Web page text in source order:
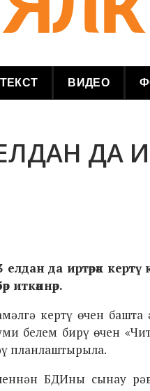
ТЕКСТ ВИДЕО
ДА
елдан да иртәрәк
иткәннәр.
кертү өчен
белем бирү өчен
планлаштырыла.
БДИны сынау